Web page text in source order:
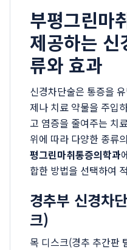
부평그린마
제공하는 신
류와 효과
신경차단술은 통증을
제나 치료 약물을 주입
고 염증을 줄여주는 치
위에 따라 다양한 종류
평그린마취통증의학과
합한 방법을 선택하여
경추부 신경차
크)
목 디스크(경추 추간판